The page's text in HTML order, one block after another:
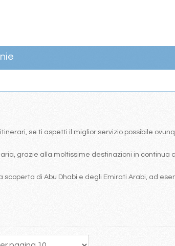
se ti aspetti il miglior servizio possibile
grazie alla moltissime destinazioni in
di Abu Dhabi e degli Emirati Arabi, ad